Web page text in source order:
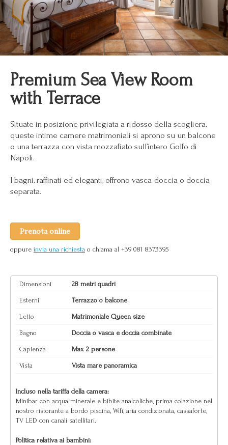
Premium Sea View Room
with Terrace
Situate in posizione privilegiata a ridosso della scogliera,
queste intime camere matrimoniali si aprono su un balcone
o una terrazza con vista mozzafiato sull’intero Golfo di
Napoli.
I bagni, raffinati ed eleganti, offrono vasca-doccia o doccia
separata.
Prenota online
oppure invia una richiesta o chiama al +39 081 8373395
Dimensioni 28 metri quadri
Esterni Terrazzo o balcone
Letto Matrimoniale Queen size
Bagno Doccia o vasca e doccia combinate
Capienza Max 2 persone
Vista Vista mare panoramica
Incluso nella tariffa della camera:
Minibar con acqua minerale e bibite analcoliche, prima colazione nel
nostro ristorante a bordo piscina, Wifi, aria condizionata, cassaforte,
TV LED con canali satellitari.
Politica relativa ai bambini: